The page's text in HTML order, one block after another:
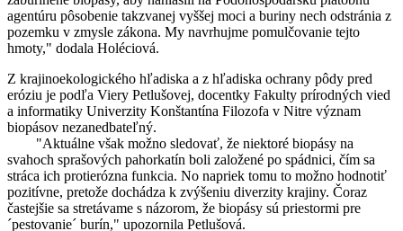
agentúru pôsobenie takzvanej vyššej moci a buriny nech odstránia z
pozemku v zmysle zákona. My navrhujme pomulčovanie tejto
hmoty," dodala Holéciová.
Z krajinoekologického hľadiska a z hľadiska ochrany pôdy pred
eróziu je podľa Viery Petlušovej, docentky Fakulty prírodných vied
a informatiky Univerzity Konštantína Filozofa v Nitre význam
biopásov nezanedbateľný.
"Aktuálne však možno sledovať, že niektoré biopásy na
svahoch sprašových pahorkatín boli založené po spádnici, čím sa
stráca ich protierózna funkcia. No napriek tomu to možno hodnotiť
pozitívne, pretože dochádza k zvýšeniu diverzity krajiny. Čoraz
častejšie sa stretávame s názorom, že biopásy sú priestormi pre
´pestovanie´ burín," upozornila Petlušová.